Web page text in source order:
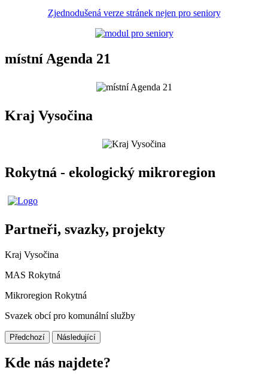
Zjednodušená verze stránek nejen pro seniory
místní Agenda 21
Kraj Vysočina
Rokytná - ekologický mikroregion
Partneři, svazky, projekty
Kraj Vysočina
MAS Rokytná
Mikroregion Rokytná
Svazek obcí pro komunální služby
Předchozí Následující
Kde nás najdete?